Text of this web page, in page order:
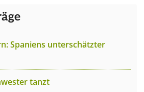
Spaniens unterschätzter
tanzt